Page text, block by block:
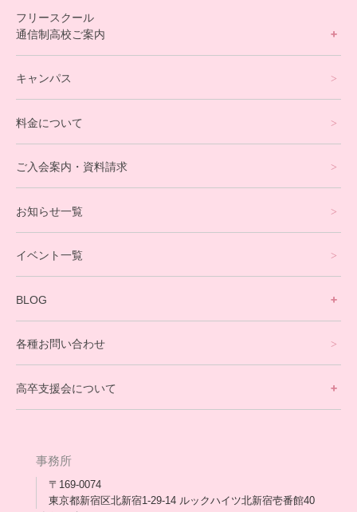
フリースクール
通信制高校ご案内
オンラインコース
eスポーツコース
就労支援コース
英会話・海外留学コース
寮生活サポート
卒業生の今
アウトリーチ支援
[家庭訪問カウンセリング]
キャンパス
料金について
ご入会案内・資料請求
お知らせ一覧
イベント一覧
BLOG
保護者交流だより一覧
会長コラム一覧
各種お問い合わせ
高卒支援会について
メディア出演
事務所
〒169-0074
東京都新宿区北新宿1-29-14 ルックハイツ北新宿壱番館40